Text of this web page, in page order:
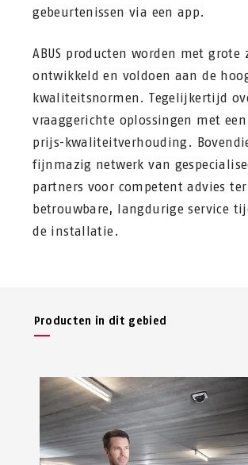
gebeurtenissen via een app.
ABUS producten worden met grote
ontwikkeld en voldoen aan de
kwaliteitsnormen. Tegelijkertijd
vraaggerichte oplossingen met
prijs-kwaliteitverhouding.
fijnmazig netwerk van
partners voor competent advies
betrouwbare, langdurige service
de installatie.
Producten in dit gebied